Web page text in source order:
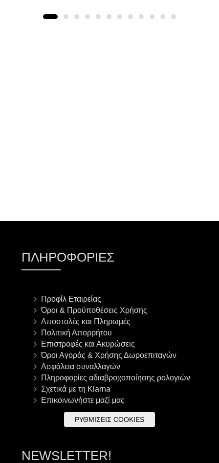
ΠΛΗΡΟΦΟΡΊΕΣ
Προφίλ Εταιρείας
Όροι & Προϋποθέσεις Χρήσης
Αποστολές και Πληρωμές
Πολιτική Απορρήτου
Επιστροφές και Ακυρώσεις
Όροι Αγοράς & Χρήσης Δωροεπιταγών
Ασφάλεια συναλλαγών
Πληροφορίες αδιαβροχοποίησης ρολογιών
Σχετικά με τη Klarna
Επικοινωνήστε μαζί μας
ΡΥΘΜΊΣΕΙΣ COOKIES
NEWSLETTER!